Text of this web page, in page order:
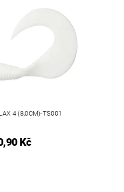
4 (8,0CM)-TS001
Kč